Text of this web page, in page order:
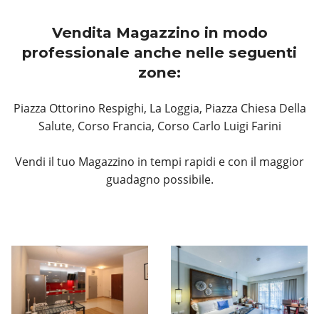
Vendita Magazzino in modo
professionale anche nelle seguenti
zone:
Piazza Ottorino Respighi, La Loggia, Piazza Chiesa Della
Salute, Corso Francia, Corso Carlo Luigi Farini
Vendi il tuo Magazzino in tempi rapidi e con il maggior
guadagno possibile.